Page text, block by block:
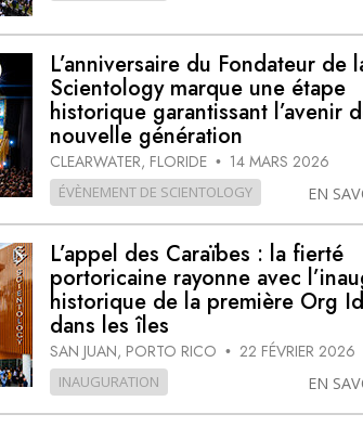
L’anniversaire du Fondateur de
Scientology marque une étape
historique garantissant l’avenir
nouvelle génération
CLEARWATER, FLORIDE • 14 MARS 2026
ÉVÈNEMENT DE SCIENTOLOGY EN
L’appel des Caraïbes : la fierté
portoricaine rayonne avec
historique de la première Org
dans les îles
SAN JUAN, PORTO RICO • 22 FÉVRIER 2026
INAUGURATION EN